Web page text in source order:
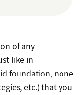
of any
like in
foundation, none
etc.) that you